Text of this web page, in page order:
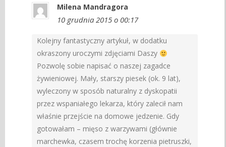
Milena Mandragora
10 grudnia 2015 o 00:17
Kolejny fantastyczny artykuł, w dodatku
okraszony uroczymi zdjęciami Daszy
Pozwolę sobie napisać o naszej zagadce
żywieniowej. Mały, starszy piesek (ok. 9 lat),
wyleczony w sposób naturalny z dyskopatii
przez wspaniałego lekarza, który zalecił nam
właśnie przejście na domowe jedzenie. Gdy
gotowałam – mięso z warzywami (głównie
marchewka, czasem trochę korzenia pietruszki,